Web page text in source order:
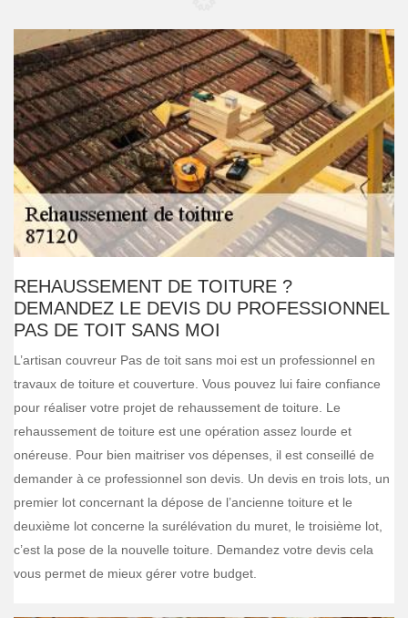
REHAUSSEMENT DE TOITURE ?
DEMANDEZ LE DEVIS DU PROFESSIONNEL
PAS DE TOIT SANS MOI
L’artisan couvreur Pas de toit sans moi est un professionnel en
travaux de toiture et couverture. Vous pouvez lui faire confiance
pour réaliser votre projet de rehaussement de toiture. Le
rehaussement de toiture est une opération assez lourde et
onéreuse. Pour bien maitriser vos dépenses, il est conseillé de
demander à ce professionnel son devis. Un devis en trois lots, un
premier lot concernant la dépose de l’ancienne toiture et le
deuxième lot concerne la surélévation du muret, le troisième lot,
c’est la pose de la nouvelle toiture. Demandez votre devis cela
vous permet de mieux gérer votre budget.